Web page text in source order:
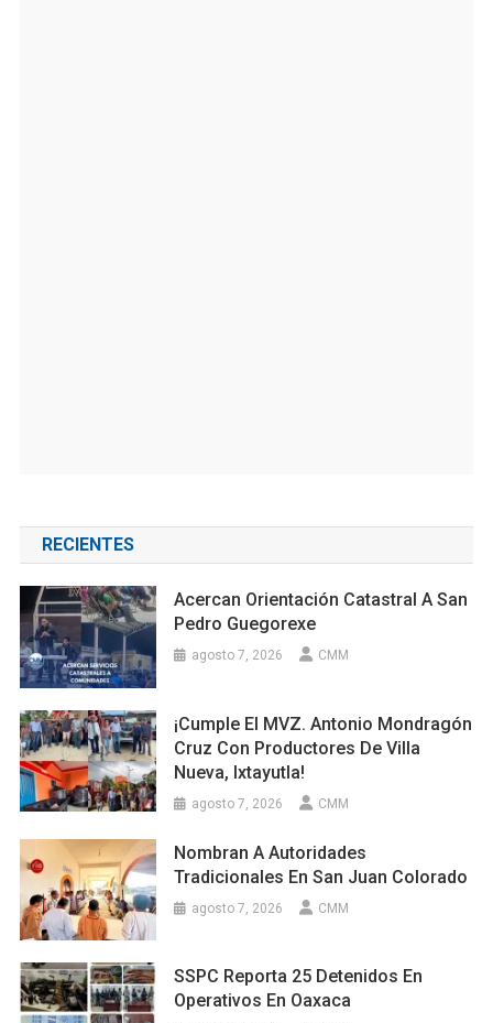
RECIENTES
Acercan Orientación Catastral A San
Pedro Guegorexe
agosto 7, 2026 CMM
¡Cumple El MVZ. Antonio Mondragón
Cruz Con Productores De Villa
Nueva, Ixtayutla!
agosto 7, 2026 CMM
Nombran A Autoridades
Tradicionales En San Juan Colorado
agosto 7, 2026 CMM
SSPC Reporta 25 Detenidos En
Operativos En Oaxaca